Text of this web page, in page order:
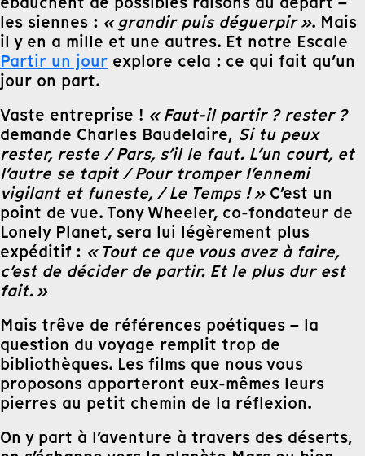
les siennes : « grandir puis déguerpir ». Mais
il y en a mille et une autres. Et notre Escale
Partir un jour explore cela : ce qui fait qu’un
jour on part.
Vaste entreprise ! « Faut-il partir ? rester ?
demande Charles Baudelaire, Si tu peux
rester, reste /Pars, s’il le faut. L’un court, et
l’autre se tapit / Pour tromper l’ennemi
vigilant et funeste, / Le Temps ! » C’est un
point de vue. Tony Wheeler, co-fondateur de
Lonely Planet, sera lui légèrement plus
expéditif : « Tout ce que vous avez à faire,
c’est de décider de partir. Et le plus dur est
fait. »
Mais trêve de références poétiques – la
question du voyage remplit trop de
bibliothèques. Les films que nous vous
proposons apporteront eux-mêmes leurs
pierres au petit chemin de la réflexion.
On y part à l’aventure à travers des déserts,